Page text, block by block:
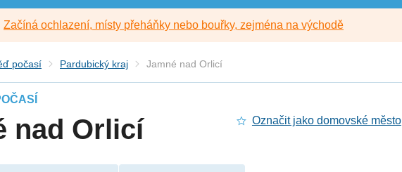
Začíná ochlazení, místy přeháňky nebo bouřky, zejména na východě
počasí Pardubický kraj Jamné nad Orlicí
nad Orlicí Označit jako domovské město